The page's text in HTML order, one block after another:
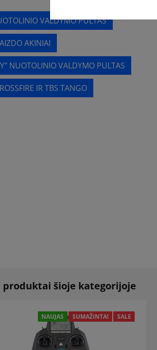
VALDYMO PULTAS
AKINIAI
NUOTOLINIO VALDYMO PULTAS
IR TBS TANGO
produktai šioje kategorijoje
NAUJAS SUMAŽINTA! SALE